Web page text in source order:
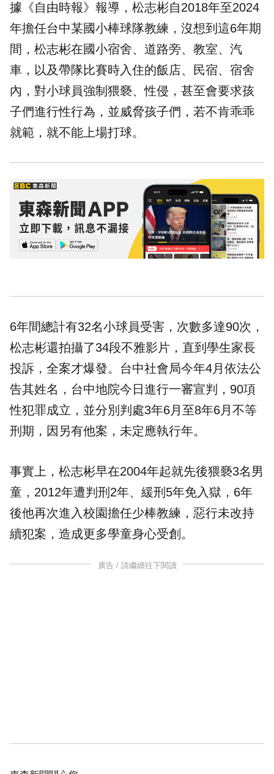
據《自由時報》報導，松志彬自2018年至2024
年擔任台中某國小棒球隊教練，沒想到這6年期
間，松志彬在國小宿舍、道路旁、教室、汽
車，以及帶隊比賽時入住的飯店、民宿、宿舍
內，對小球員強制猥褻、性侵，甚至會要求孩
子們進行性行為，並威脅孩子們，若不肯乖乖
就範，就不能上場打球。
6年間總計有32名小球員受害，次數多達90次，
松志彬還拍攝了34段不雅影片，直到學生家長
投訴，全案才爆發。台中社會局今年4月依法公
告其姓名，台中地院今日進行一審宣判，90項
性犯罪成立，並分別判處3年6月至8年6月不等
刑期，因另有他案，未定應執行年。
事實上，松志彬早在2004年起就先後猥褻3名男
童，2012年遭判刑2年、緩刑5年免入獄，6年
後他再次進入校園擔任少棒教練，惡行未改持
續犯案，造成更多學童身心受創。
廣告 / 請繼續往下閱讀